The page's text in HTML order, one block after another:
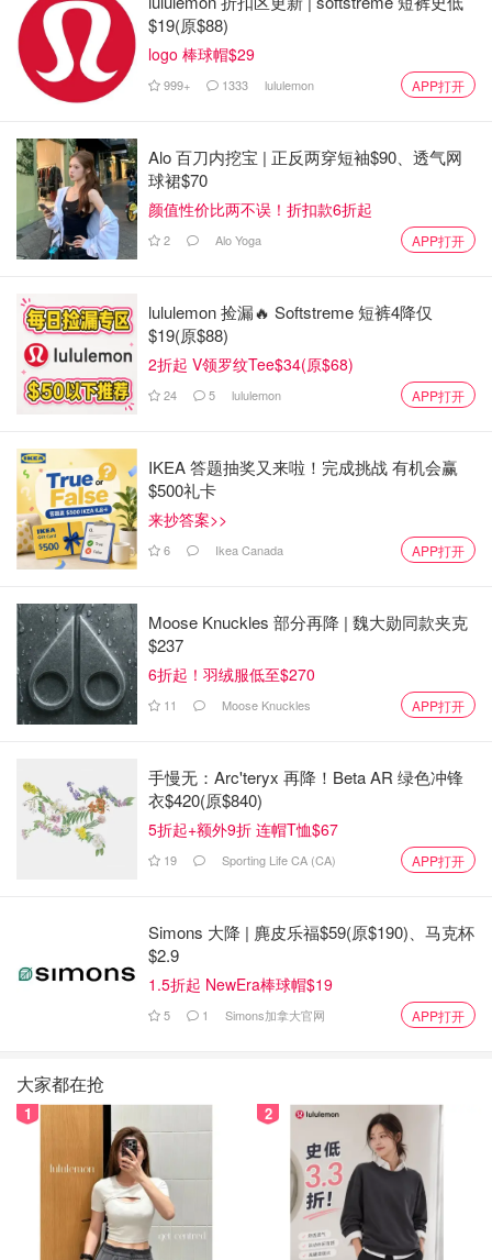
喜欢图4和图5
图4有亮点，显手白，色彩搭配很漂亮。
图5蓝绿搭配太赞啦，看起来低调又有内涵，给人干净舒适
的感觉。
$19(原$88)
logo 棒球帽$29
999+ 1333 lululemon APP打开
Alo 百刀内挖宝 | 正反两穿短袖$90、透气网
球裙$70
颜值性价比两不误！折扣款6折起
2 Alo Yoga APP打开
lululemon 捡漏🔥 Softstreme 短裤4降仅
$19(原$88)
2折起 V领罗纹Tee$34(原$68)
24 5 lululemon APP打开
IKEA 答题抽奖又来啦！完成挑战 有机会赢
$500礼卡
来抄答案>>
6 Ikea Canada APP打开
Moose Knuckles 部分再降 | 魏大勋同款夹克
$237
6折起！羽绒服低至$270
11 Moose Knuckles APP打开
手慢无：Arc'teryx 再降！Beta AR 绿色冲锋
衣$420(原$840)
5折起+额外9折 连帽T恤$67
19 Sporting Life CA (CA) APP打开
Simons 大降 | 麂皮乐福$59(原$190)、马克杯
$2.9
1.5折起 NewEra棒球帽$19
5 1 Simons加拿大官网 APP打开
大家都在抢
1 2